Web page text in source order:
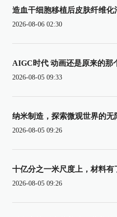
造血干细胞移植后皮肤纤维化
2026-08-06 02:30
AIGC时代 动画还是原来的那
2026-08-05 09:33
纳米制造，探索微观世界的无
2026-08-05 09:26
十亿分之一米尺度上，材料有
2026-08-05 09:26